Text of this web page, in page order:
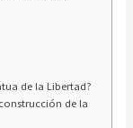
de la Libertad?
de la